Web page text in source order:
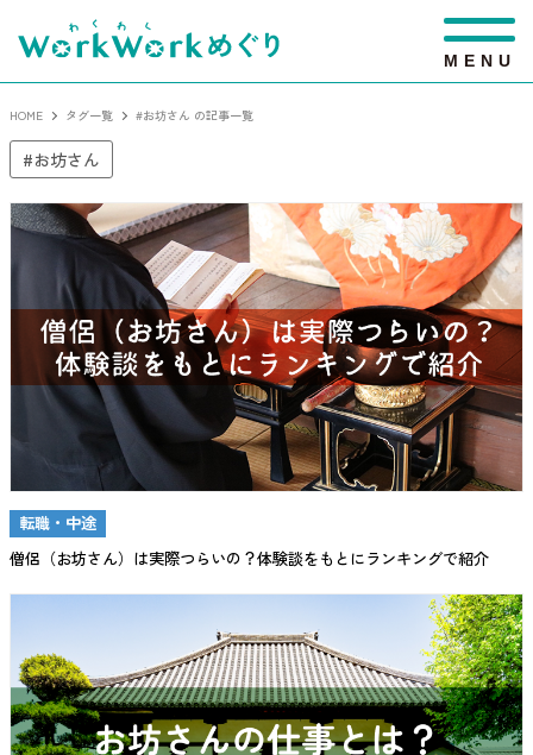
M E N U
HOME タグ一覧 #お坊さん の記事一覧
お坊さん
転職・中途
僧侶（お坊さん）は実際つらいの？体験談をもとにランキングで紹介